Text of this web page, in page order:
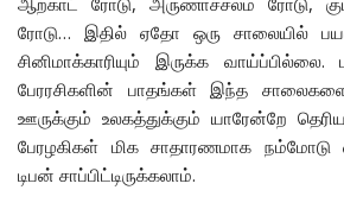
ரோடு… இதில் ஏதோ ஒரு சாலையில்
சினிமாக்காரியும் இருக்க
பேரரசிகளின் பாதங்கள் இந்த சாலைகளை
ஊருக்கும் உலகத்துக்கும் யாரேன்றே
பேரழகிகள் மிக சாதாரணமாக
டிபன் சாப்பிட்டிருக்கலாம்.